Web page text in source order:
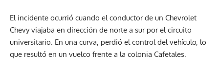
El incidente ocurrió cuando el conductor de un Chevrolet
Chevy viajaba en dirección de norte a sur por el circuito
universitario. En una curva, perdió el control del vehículo, lo
que resultó en un vuelco frente a la colonia Cafetales.